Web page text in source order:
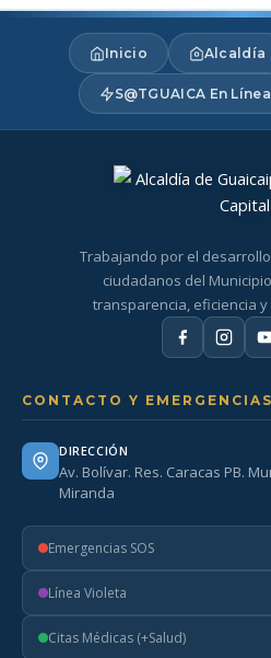
Inicio Alcaldía
S@TGUAICA En Línea
Trabajando por el
ciudadanos del
transparencia, eficiencia
CONTACTO Y EMERGENCIAS
DIRECCIÓN
Av. Bolívar. Res. Caracas PB.
Miranda
Emergencias SOS
Línea Violeta
Citas Médicas (+Salud)